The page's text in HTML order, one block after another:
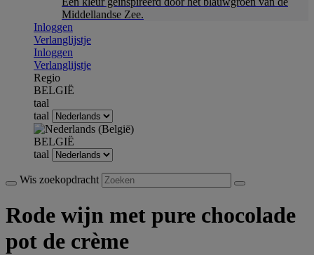
Middellandse Zee.
Inloggen
Verlanglijstje
Inloggen
Verlanglijstje
Regio
BELGIË
taal
taal
BELGIË
taal
Wis zoekopdracht
Rode wijn met pure chocolade
pot de crème